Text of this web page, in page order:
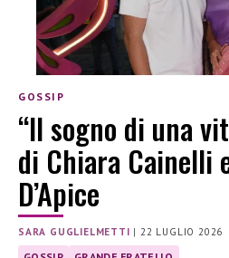
GOSSIP
“Il sogno di una
di Chiara Cainelli
D’Apice
SARA GUGLIELMETTI | 22 LUGLIO 2026